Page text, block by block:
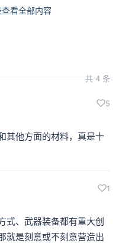
。
看全部内容
共 4 条
5
其他方面的材料，真是十
1
式、武器装备都有重大创
就是刻意或不刻意营造出